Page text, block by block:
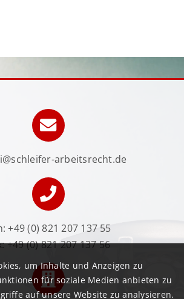
arbeitsrecht.de
+49 (0) 821 207 137 55
+49 (0) 821 207 137 56
um Inhalte und Anzeigen zu
für soziale Medien anbieten zu
auf unsere Website zu analysieren.